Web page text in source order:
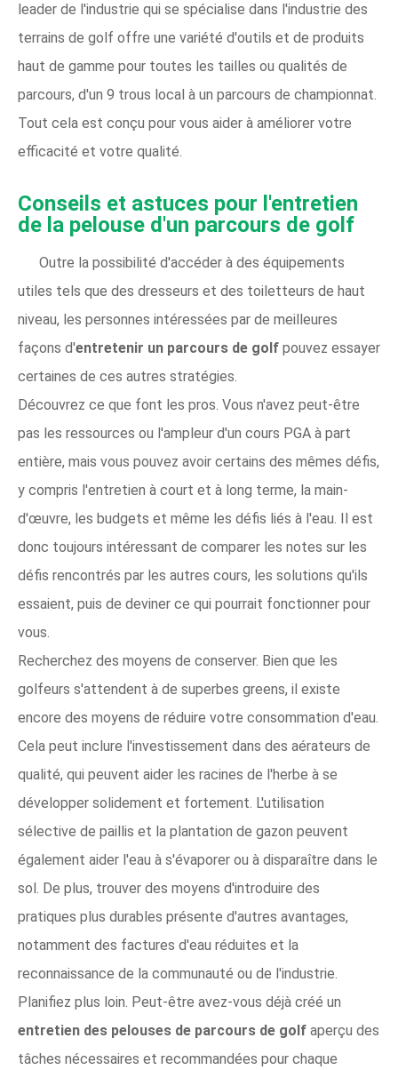
leader de l'industrie qui se spécialise dans l'industrie des
terrains de golf offre une variété d'outils et de produits
haut de gamme pour toutes les tailles ou qualités de
parcours, d'un 9 trous local à un parcours de championnat.
Tout cela est conçu pour vous aider à améliorer votre
efficacité et votre qualité.
Conseils et astuces pour l'entretien
de la pelouse d'un parcours de golf
Outre la possibilité d'accéder à des équipements
utiles tels que des dresseurs et des toiletteurs de haut
niveau, les personnes intéressées par de meilleures
façons d'entretenir un parcours de golf pouvez essayer
certaines de ces autres stratégies.
Découvrez ce que font les pros. Vous n'avez peut-être
pas les ressources ou l'ampleur d'un cours PGA à part
entière, mais vous pouvez avoir certains des mêmes défis,
y compris l'entretien à court et à long terme, la main-
d'œuvre, les budgets et même les défis liés à l'eau. Il est
donc toujours intéressant de comparer les notes sur les
défis rencontrés par les autres cours, les solutions qu'ils
essaient, puis de deviner ce qui pourrait fonctionner pour
vous.
Recherchez des moyens de conserver. Bien que les
golfeurs s'attendent à de superbes greens, il existe
encore des moyens de réduire votre consommation d'eau.
Cela peut inclure l'investissement dans des aérateurs de
qualité, qui peuvent aider les racines de l'herbe à se
développer solidement et fortement. L'utilisation
sélective de paillis et la plantation de gazon peuvent
également aider l'eau à s'évaporer ou à disparaître dans le
sol. De plus, trouver des moyens d'introduire des
pratiques plus durables présente d'autres avantages,
notamment des factures d'eau réduites et la
reconnaissance de la communauté ou de l'industrie.
Planifiez plus loin. Peut-être avez-vous déjà créé un
entretien des pelouses de parcours de golf aperçu des
tâches nécessaires et recommandées pour chaque